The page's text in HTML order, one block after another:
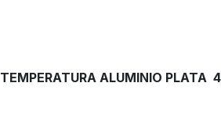
TEMPERATURA ALUMINIO